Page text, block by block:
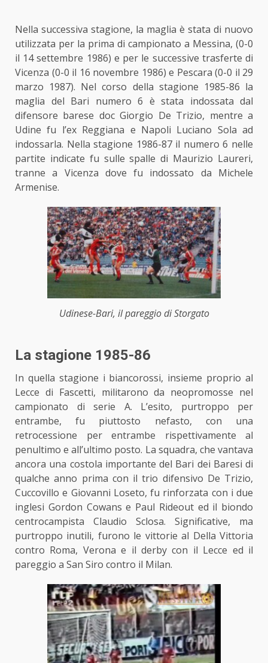
Nella successiva stagione, la maglia è stata di nuovo
utilizzata per la prima di campionato a Messina, (0-0
il 14 settembre 1986) e per le successive trasferte di
Vicenza (0-0 il 16 novembre 1986) e Pescara (0-0 il 29
marzo 1987). Nel corso della stagione 1985-86 la
maglia del Bari numero 6 è stata indossata dal
difensore barese doc Giorgio De Trizio, mentre a
Udine fu l’ex Reggiana e Napoli Luciano Sola ad
indossarla. Nella stagione 1986-87 il numero 6 nelle
partite indicate fu sulle spalle di Maurizio Laureri,
tranne a Vicenza dove fu indossato da Michele
Armenise.
Udinese-Bari, il pareggio di Storgato
La stagione 1985-86
In quella stagione i biancorossi, insieme proprio al
Lecce di Fascetti, militarono da neopromosse nel
campionato di serie A. L’esito, purtroppo per
entrambe, fu piuttosto nefasto, con una
retrocessione per entrambe rispettivamente al
penultimo e all’ultimo posto. La squadra, che vantava
ancora una costola importante del Bari dei Baresi di
qualche anno prima con il trio difensivo De Trizio,
Cuccovillo e Giovanni Loseto, fu rinforzata con i due
inglesi Gordon Cowans e Paul Rideout ed il biondo
centrocampista Claudio Sclosa. Significative, ma
purtroppo inutili, furono le vittorie al Della Vittoria
contro Roma, Verona e il derby con il Lecce ed il
pareggio a San Siro contro il Milan.